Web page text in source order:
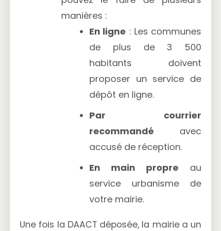
manières :
En ligne : Les communes
de plus de 3 500
habitants doivent
proposer un service de
dépôt en ligne.
Par courrier
recommandé avec
accusé de réception.
En main propre au
service urbanisme de
votre mairie.
Une fois la DAACT déposée, la mairie a un